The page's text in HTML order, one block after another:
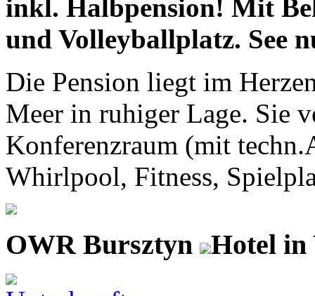
inkl. Halbpension! Mit
und Volleyballplatz. See
Die Pension liegt im
Meer in ruhiger Lage. Sie
Konferenzraum (mit
Whirlpool, Fitness,
OWR Bursztyn Hotel in